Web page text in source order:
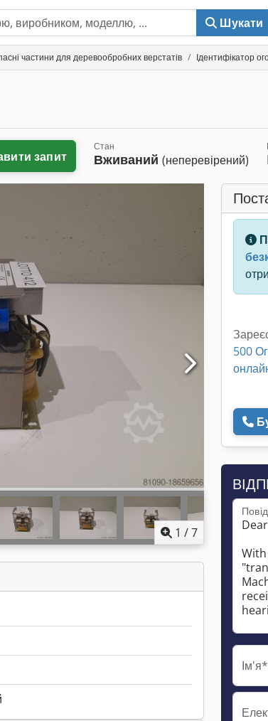
Шукати
частини для деревообробних верстатів Ідентифікатор
запит
Стан
Вживаний (неперевірений)
1 /7
500
Ім'я*